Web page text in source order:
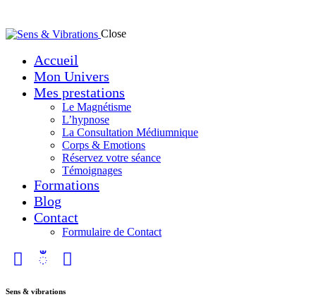
Close
Accueil
Mon Univers
Mes prestations
Le Magnétisme
L’hypnose
La Consultation Médiumnique
Corps & Emotions
Réservez votre séance
Témoignages
Formations
Blog
Contact
Formulaire de Contact
Sens & vibrations